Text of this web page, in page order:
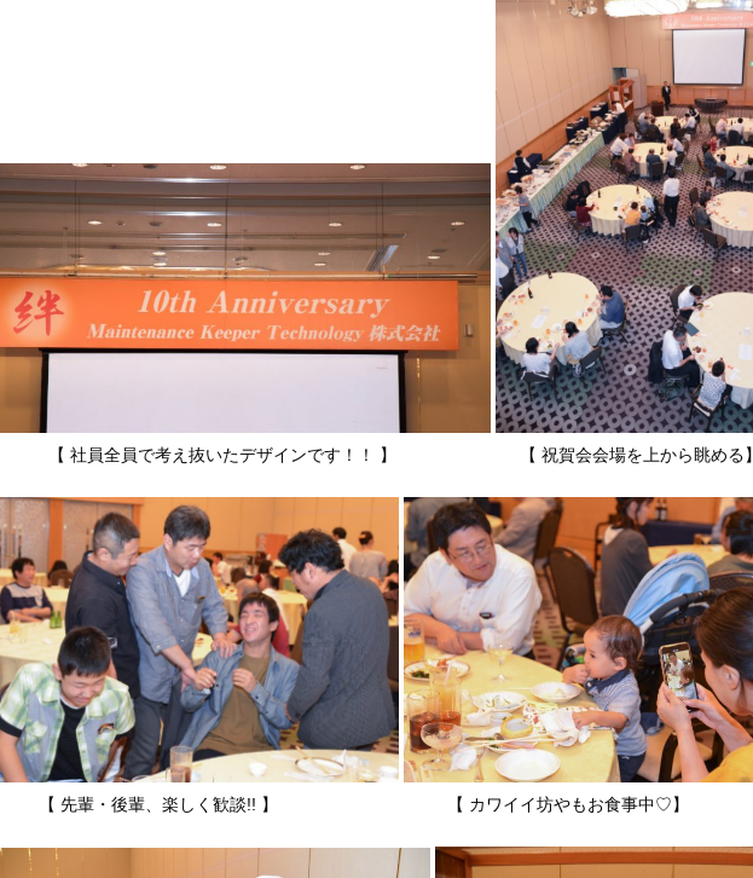
社員全員で考え抜いたデザインです！！ 】 【 祝賀会会場を上から眺める】
先輩・後輩、楽しく歓談!! 】 【 カワイイ坊やもお食事中♡】